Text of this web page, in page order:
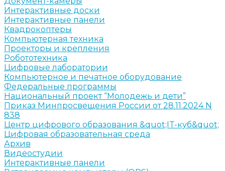
Интерактивные доски
Интерактивные панели
Квадрокоптеры
Компьютерная техника
Проекторы и крепления
Робототехника
Цифровые лаборатории
Компьютерное и печатное оборудование
Федеральные программы
Национальный проект “Молодежь и дети”
Приказ Минпросвещения России от 28.11.2024 N
838
Центр цифрового образования &quot;IT-куб&quot;
Цифровая образовательная среда
Архив
Видеостудии
Интерактивные панели